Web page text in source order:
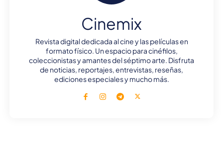
Cinemix
Revista digital dedicada al cine y las películas en
formato físico. Un espacio para cinéfilos,
coleccionistas y amantes del séptimo arte. Disfruta
de noticias, reportajes, entrevistas, reseñas,
ediciones especiales y mucho más.